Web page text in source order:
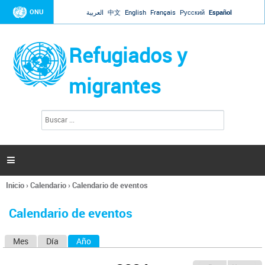
Jump to navigation
ONU العربية 中文 English Français Русский Español
Refugiados y
migrantes
l
s

Se
usted
Inicio›Calendario›Calendario de eventos
Calendario de eventos
Mes Día Año